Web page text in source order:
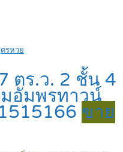
รหวย
ตร.ว. 2 ชั้น 4
อัมพรทาวน์
ขาย